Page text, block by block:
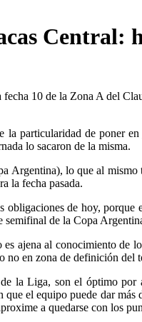
Central:
10 de la Zona A del
particularidad de poner
lo sacaron de la misma.
lo que al
la fecha pasada.
de hoy, porque
de la Copa
ajena al conocimiento de
no en zona de definición del
la Liga, son el óptimo por
el equipo puede dar
a quedarse con los